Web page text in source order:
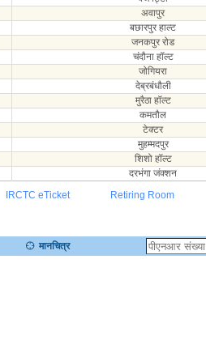
अवापुर
बछारपुर हाल्ट
जनकपुर रोड
चंदौना हॉल्ट
जोगियरा
देब्रबंधौली
मुरैठा हॉल्ट
कमतौल
टेक्टर
मुहम्मदपुर
शिशो हॉल्ट
दरभंगा जंक्शन
IRCTC eTicket
Retiring Room
मानचित्र